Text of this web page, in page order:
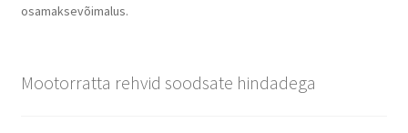
osamaksevõimalus.
Mootorratta rehvid soodsate hindadega